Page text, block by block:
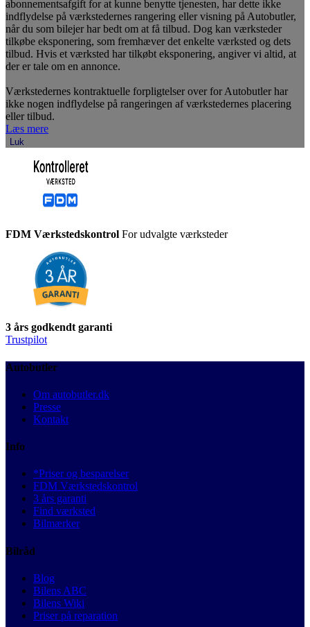
abonnementsafgift for at kunne benytte tjenesten, har dette ikke
indflydelse på værkstedernes rangering eller visning på Autobutler,
når du som bilejer har bedt om at få tilbud. Dog kan værksteder
tilkøbe eksponering, som fremhæver det enkelte værksted og dets
tilbud. Hvis et værksted har tilkøbt eksponering, angiver vi altid, at
der er tale om en annonce.
Værkstedernes kontraktuelle forpligtelser over for Autobutler har
ikke nogen indflydelse på rangeringen af værkstedernes placering
eller tilbud.
Læs mere
Luk
FDM Værkstedskontrol For udvalgte værksteder
3 års godkendt garanti
Trustpilot
Autobutler
Om autobutler.dk
Presse
Kontakt
Info
*Priser og besparelser
FDM Værkstedskontrol
3 års garanti
Find værksted
Bilmærker
Bilråd
Blog
Bilens ABC
Bilens Wiki
Priser på reparation